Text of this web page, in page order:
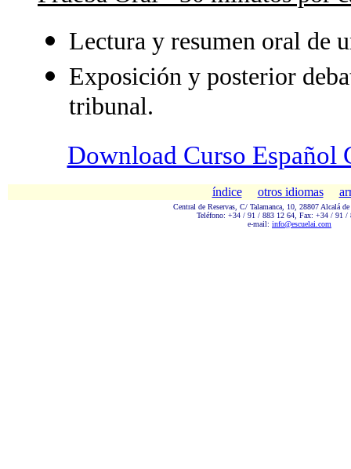
Lectura y resumen oral de
Exposición y posterior
tribunal.
Download Curso Español
índice otros idiomas
Central de Reservas, C/ Talamanca, 10, 28807 Alcalá
Teléfono: +34 / 91 / 883 12 64, Fax: +34 / 91 /
e-mail: info@escuelai.com